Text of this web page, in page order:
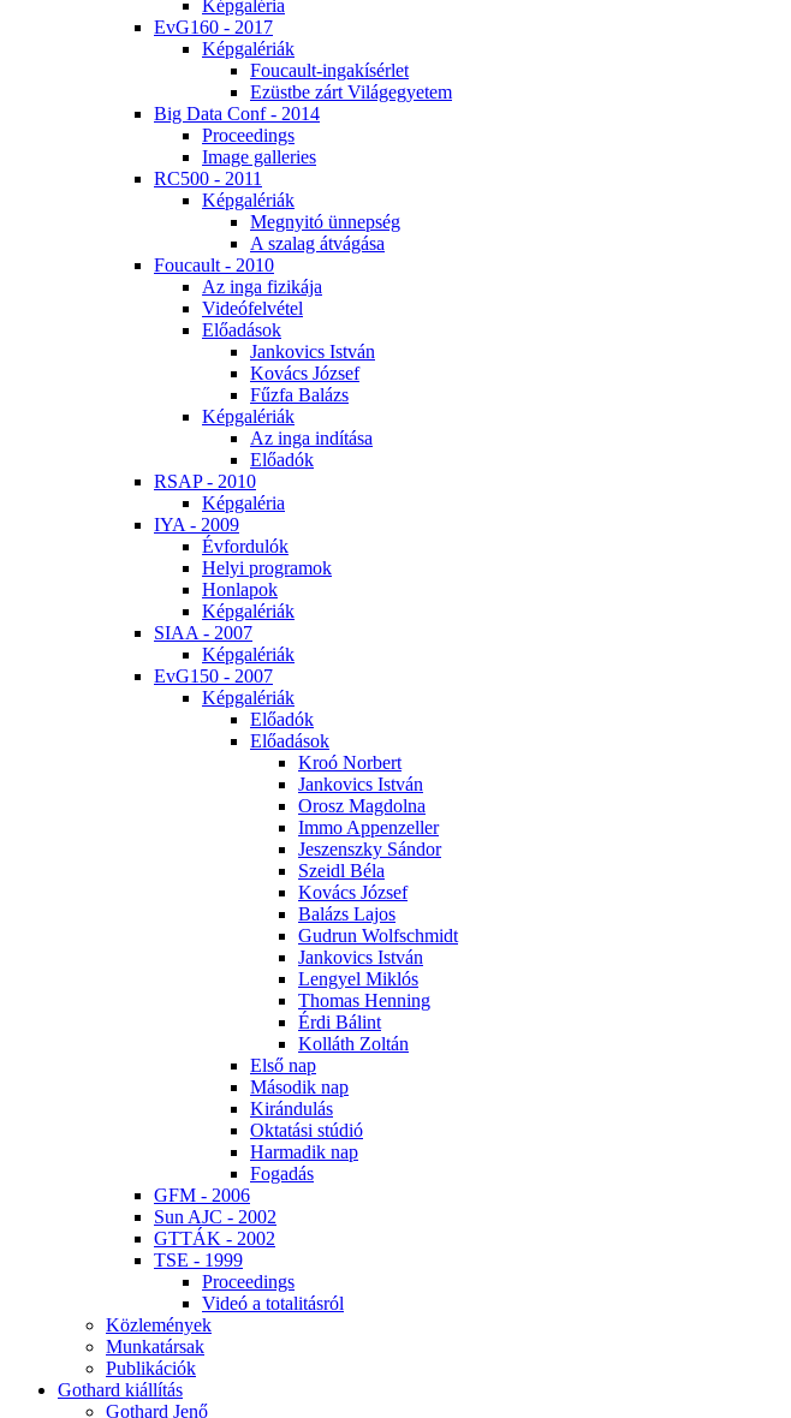
Kép­ga­lé­ria
EvG160 - 2017
Kép­ga­lé­ri­ák
Fo­u­ca­ult-in­ga­kí­sér­let
Ezüst­be zárt Vi­lág­egye­tem
Big Da­ta Conf - 2014
Pro­ce­e­dings
Image gal­le­ri­es
RC500 - 2011
Kép­ga­lé­ri­ák
Meg­nyi­tó ün­nep­ség
A sza­lag át­vá­gá­sa
Fo­u­ca­ult - 2010
Az in­ga fi­zi­ká­ja
Vi­de­ó­fel­vé­tel
Elő­adá­sok
Jan­ko­vics Ist­ván
Ko­vács Jó­zsef
Fűz­fa Ba­lázs
Kép­ga­lé­ri­ák
Az in­ga in­dí­tá­sa
Elő­adók
RSAP - 2010
Kép­ga­lé­ria
IYA - 2009
Év­for­du­lók
He­lyi prog­ra­mok
Hon­la­pok
Kép­ga­lé­ri­ák
SI­AA - 2007
Kép­ga­lé­ri­ák
EvG150 - 2007
Kép­ga­lé­ri­ák
Elő­adók
Elő­adá­sok
Kroó Nor­bert
Jan­ko­vics Ist­ván
Orosz Mag­dol­na
Im­mo Ap­pen­zel­ler
Je­szensz­ky Sán­dor
Szeidl Bé­la
Ko­vács Jó­zsef
Ba­lázs La­jos
Gud­run Wolfsch­midt
Jan­ko­vics Ist­ván
Len­gyel Mik­lós
Tho­mas Hen­ning
Ér­di Bá­lint
Kol­láth Zol­tán
El­ső nap
Má­so­dik nap
Ki­rán­du­lás
Ok­ta­tá­si stú­dió
Har­ma­dik nap
Fo­ga­dás
GFM - 2006
Sun AJC - 2002
GT­TÁK - 2002
TSE - 1999
Pro­ce­e­dings
Vi­deó a to­ta­li­tás­ról
Köz­le­mé­nyek
Mun­ka­tár­sak
Pub­li­ká­ci­ók
Got­hard ki­ál­lí­tás
Got­hard Je­nő